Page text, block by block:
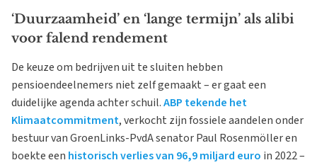
‘Duurzaamheid’ en ‘lange termijn’ als alibi
voor falend rendement
De keuze om bedrijven uit te sluiten hebben
pensioendeelnemers niet zelf gemaakt – er gaat een
duidelijke agenda achter schuil.ABP tekende het
Klimaatcommitment, verkocht zijn fossiele aandelen onder
bestuur van GroenLinks-PvdA senator Paul Rosenmöller en
boekte een historisch verlies van 96,9 miljard euro in 2022 –